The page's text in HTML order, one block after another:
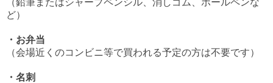
（鉛筆またはシャープペンシル、消しゴム、ボールペンな
ど）
・お弁当
（会場近くのコンビニ等で買われる予定の方は不要です）
・名刺